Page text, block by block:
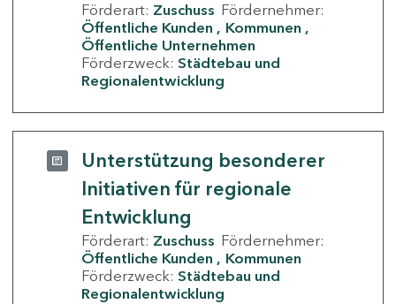
Förderart: Zuschuss Fördernehmer:
Öffentliche Kunden
Kommunen
Öffentliche Unternehmen
Förderzweck: Städtebau und
Regionalentwicklung
Unterstützung besonderer
Initiativen für regionale
Entwicklung
Förderart: Zuschuss Fördernehmer:
Öffentliche Kunden
Kommunen
Förderzweck: Städtebau und
Regionalentwicklung